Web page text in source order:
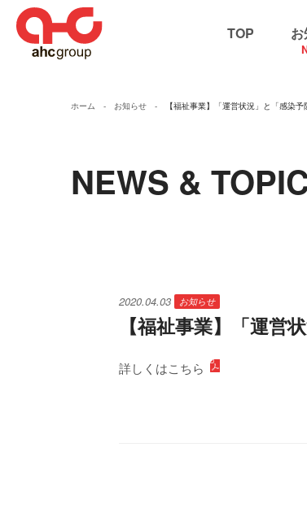
TOP
ホーム お知らせ 【福祉事業】「運営状況」と「感染
NEWS &
2020.04.03 お知らせ
【福祉事業】「運営
詳しくはこちら